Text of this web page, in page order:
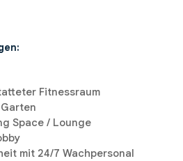
Fitnessraum
Space / Lounge
mit 24/7 Wachpersonal